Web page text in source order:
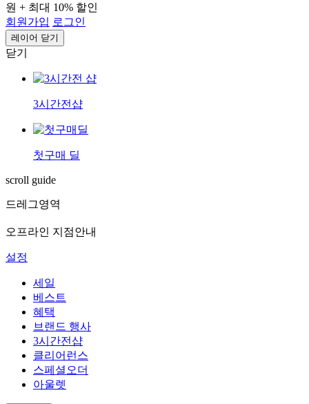
원 + 최대 10% 할인
회원가입 로그인
레이어 닫기
닫기
3시간전샵
첫구매 딜
scroll guide
드레그영역
오프라인 지점안내
설정
세일
베스트
혜택
브랜드 행사
3시간전샵
클리어런스
스페셜오더
아울렛